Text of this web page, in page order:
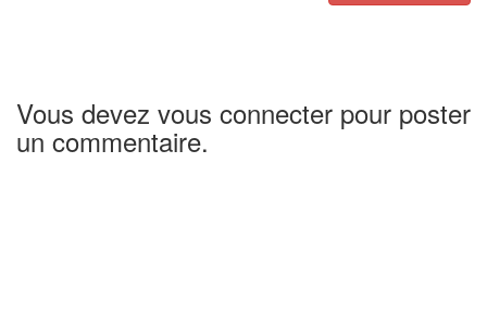
Vous devez vous connecter pour poster
un commentaire.